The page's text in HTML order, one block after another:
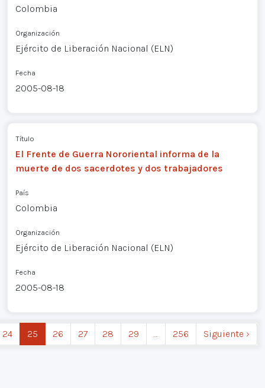
Colombia
Organización
Ejército de Liberación Nacional (ELN)
Fecha
2005-08-18
Título
El Frente de Guerra Nororiental informa de la
muerte de dos sacerdotes y dos trabajadores
País
Colombia
Organización
Ejército de Liberación Nacional (ELN)
Fecha
2005-08-18
24 25 26 27 28 29 … 256 Siguiente ›